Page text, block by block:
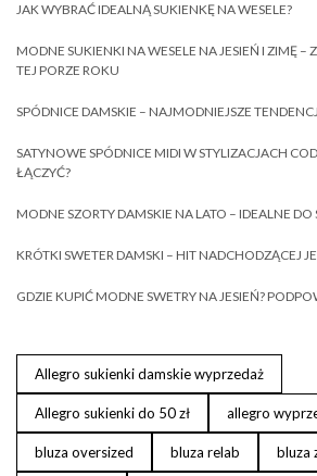
JAK WYBRAĆ IDEALNĄ SUKIENKĘ NA WESELE?
MODNE SUKIENKI NA WESELE NA JESIEŃ I ZIMĘ –
TEJ PORZE ROKU
SPÓDNICE DAMSKIE – NAJMODNIEJSZE
SATYNOWE SPÓDNICE MIDI W STYLIZACJACH
ŁĄCZYĆ?
MODNE SZORTY DAMSKIE NA LATO – IDEALNE
KRÓTKI SWETER DAMSKI – HIT NADCHODZĄCEJ
GDZIE KUPIĆ MODNE SWETRY NA JESIEŃ?
Allegro sukienki damskie wyprzedaż
Allegro sukienki do 50 zł allegro
bluza oversized bluza relab bluza